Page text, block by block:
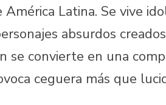
Latina. Se vive
absurdos
se convierte en una
ceguera más que